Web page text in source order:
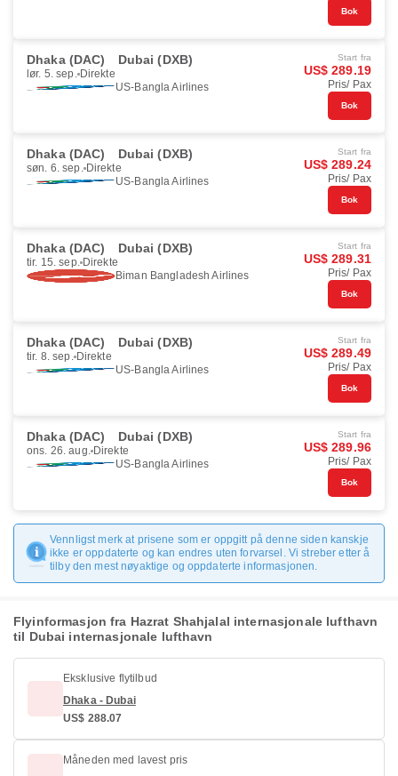
Bok
Dhaka (DAC) Dubai (DXB)
lør. 5. sep. Direkte
US-Bangla Airlines
Start fra
US$ 289.19
Pris/ Pax
Bok
Dhaka (DAC) Dubai (DXB)
søn. 6. sep. Direkte
US-Bangla Airlines
Start fra
US$ 289.24
Pris/ Pax
Bok
Dhaka (DAC) Dubai (DXB)
tir. 15. sep. Direkte
Biman Bangladesh Airlines
Start fra
US$ 289.31
Pris/ Pax
Bok
Dhaka (DAC) Dubai (DXB)
tir. 8. sep. Direkte
US-Bangla Airlines
Start fra
US$ 289.49
Pris/ Pax
Bok
Dhaka (DAC) Dubai (DXB)
ons. 26. aug. Direkte
US-Bangla Airlines
Start fra
US$ 289.96
Pris/ Pax
Bok
Vennligst merk at prisene som er oppgitt på denne siden kanskje
ikke er oppdaterte og kan endres uten forvarsel. Vi streber etter å
tilby den mest nøyaktige og oppdaterte informasjonen.
Flyinformasjon fra Hazrat Shahjalal internasjonale lufthavn
til Dubai internasjonale lufthavn
Eksklusive flytilbud
Dhaka - Dubai
US$ 288.07
Måneden med lavest pris